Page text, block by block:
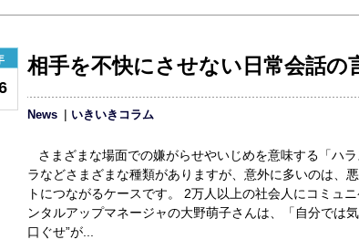
相手を不快にさせない日常会話の
News いきいきコラム
さまざまな場面での嫌がらせやいじめを意味する「ハ
ラなどさまざまな種類がありますが、意外に多いのは、
トにつながるケースです。 2万人以上の社会人にコミュ
ンタルアップマネージャの大野萌子さんは、「自分では
口ぐせ”が...